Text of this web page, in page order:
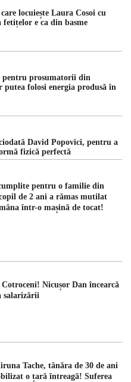
locuiește Laura Cosoi cu
fetițelor e ca din basme
pentru prosumatorii din
putea folosi energia produsă în
David Popovici, pentru a
fizică perfectă
pentru o familie din
de 2 ani a rămas mutilat
într-o mașină de tocat!
Nicușor Dan încearcă
salarizării
Tache, tânăra de 30 de ani
o țară întreagă! Suferea